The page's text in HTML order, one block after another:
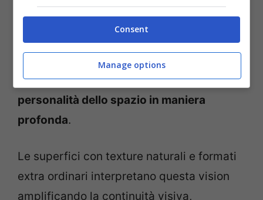
La definizione del formato del gres è
fondamentale per creare un bagno di
lusso, dove questo elemento, insieme alla
texture, contribuisce adefinire la
personalità dello spazio in maniera
profonda.
Le superfici con texture naturali e formati
extra ordinari interpretano questa vision
amplificando la continuità visiva,
Consent
Manage options